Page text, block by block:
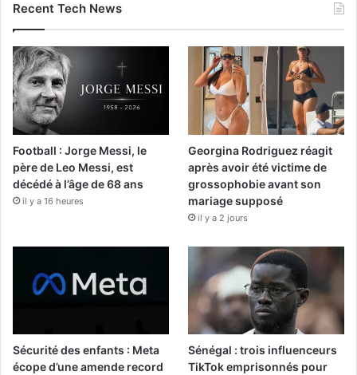
Recent Tech News
Football : Jorge Messi, le
père de Leo Messi, est
décédé à l’âge de 68 ans
il y a 16 heures
Georgina Rodriguez réagit
après avoir été victime de
grossophobie avant son
mariage supposé
il y a 2 jours
Sécurité des enfants : Meta
écope d’une amende record
Sénégal : trois influenceurs
TikTok emprisonnés pour